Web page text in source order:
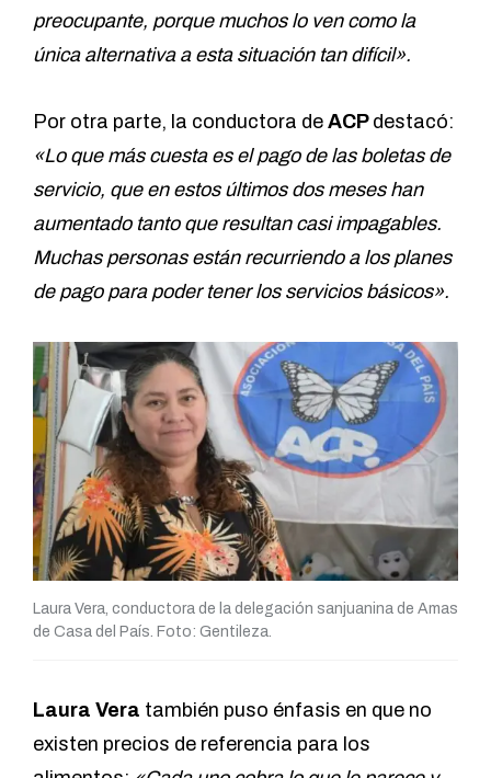
preocupante, porque muchos lo ven como la
única alternativa a esta situación tan difícil».
Por otra parte, la conductora de ACP destacó:
«Lo que más cuesta es el pago de las boletas de
servicio, que en estos últimos dos meses han
aumentado tanto que resultan casi impagables.
Muchas personas están recurriendo a los planes
de pago para poder tener los servicios básicos».
Laura Vera, conductora de la delegación sanjuanina de Amas
de Casa del País. Foto: Gentileza.
Laura Vera también puso énfasis en que no
existen precios de referencia para los